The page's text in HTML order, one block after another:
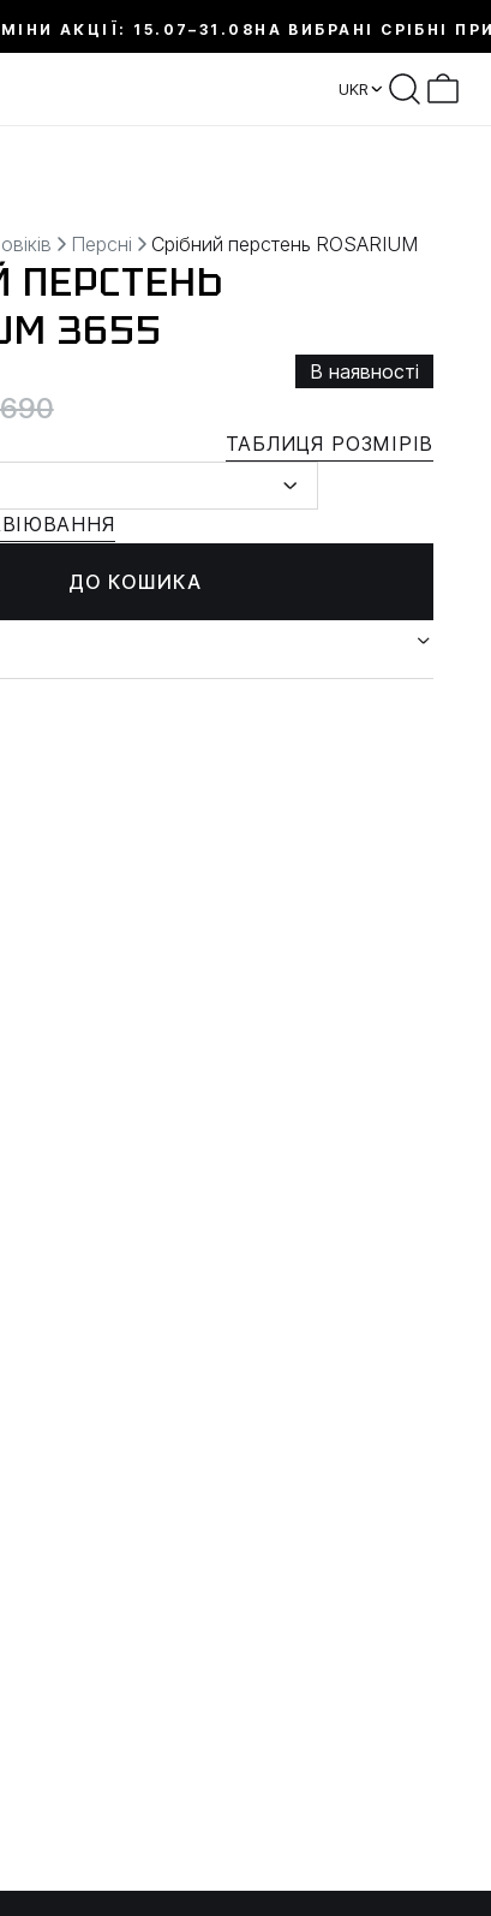
АКЦІЇ: 15.07–31.08 НА ВИБРАНІ СРІБНІ
UKR
Персні Срібний перстень ROSARIUM
ПЕРСТЕНЬ
3655
В наявності
ТАБЛИЦЯ РОЗМІРІВ
ДО КОШИКА